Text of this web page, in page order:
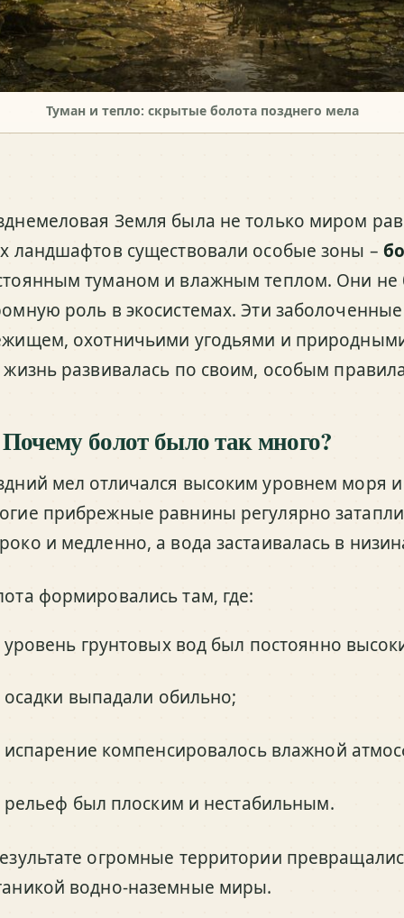
Туман и тепло: скрытые болота позднего мела
Земля была не только миром
ландшафтов существовали особые зоны –
туманом и влажным теплом. Они не
роль в экосистемах. Эти заболоченные
охотничьими угодьями и
жизнь развивалась по своим, особым
болот было так много?
мел отличался высоким уровнем моря
прибрежные равнины регулярно
и медленно, а вода застаивалась в
формировались там, где:
уровень грунтовых вод был постоянно
осадки выпадали обильно;
испарение компенсировалось влажной
рельеф был плоским и нестабильным.
огромные территории
водно-наземные миры.